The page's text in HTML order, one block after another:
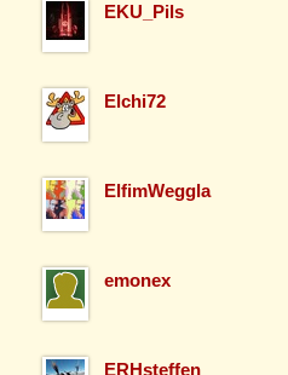
EKU_Pils
Elchi72
ElfimWeggla
emonex
ERHsteffen